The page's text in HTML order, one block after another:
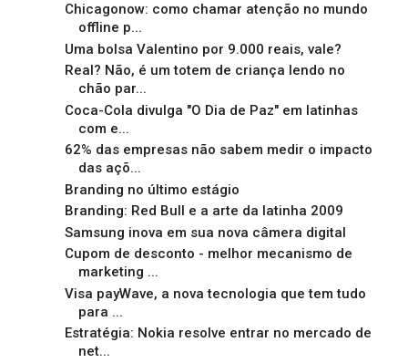
Chicagonow: como chamar atenção no mundo
offline p...
Uma bolsa Valentino por 9.000 reais, vale?
Real? Não, é um totem de criança lendo no
chão par...
Coca-Cola divulga "O Dia de Paz" em latinhas
com e...
62% das empresas não sabem medir o impacto
das açõ...
Branding no último estágio
Branding: Red Bull e a arte da latinha 2009
Samsung inova em sua nova câmera digital
Cupom de desconto - melhor mecanismo de
marketing ...
Visa payWave, a nova tecnologia que tem tudo
para ...
Estratégia: Nokia resolve entrar no mercado de
net...